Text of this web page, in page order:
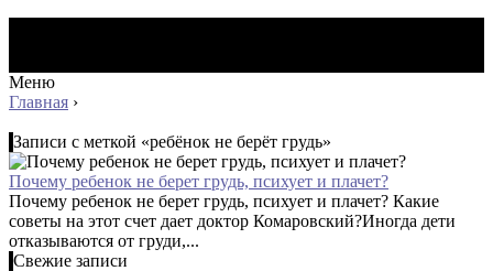
Меню
Главная ›
Записи с меткой «ребёнок не берёт грудь»
Почему ребенок не берет грудь, психует и плачет?
Почему ребенок не берет грудь, психует и плачет? Какие
советы на этот счет дает доктор Комаровский?Иногда дети
отказываются от груди,...
Свежие записи